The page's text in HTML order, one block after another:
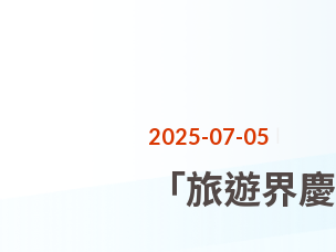
2025-07-05
「旅遊界